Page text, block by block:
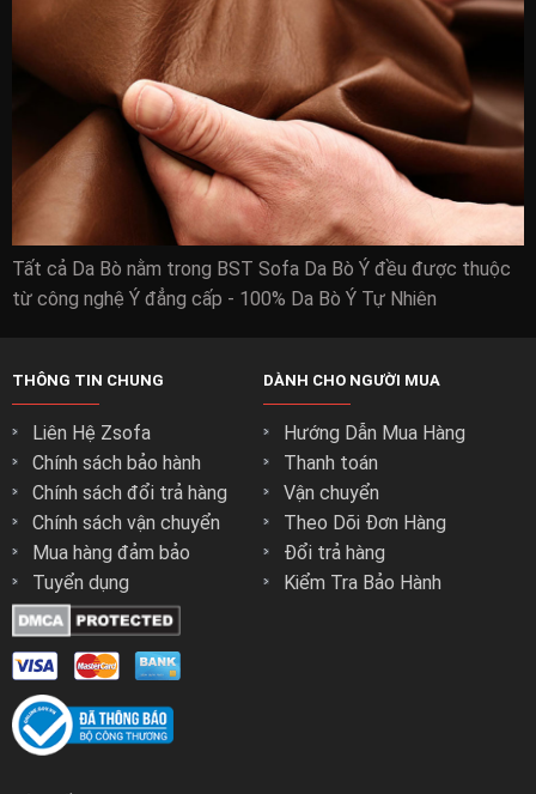
Ưu đãi mua hàng chỉ có tại zSOFA.vn
Free ship nội thành Hồ Chí Minh
Thanh toán quẹt thẻ trả góp 0đ 0%
sản xuất) ( Không tốn thêm chi phí nào)
Chọn bàn sofa – chọn cho mình sự tiện nghi :
Tất cả Da Bò nằm trong BST Sofa Da Bò Ý đều được thuộc
từ công nghệ Ý đẳng cấp - 100% Da Bò Ý Tự Nhiên
THÔNG TIN CHUNG
Liên Hệ Zsofa
Chính sách bảo hành
Chính sách đổi trả hàng
Chính sách vận chuyển
Mua hàng đảm bảo
Tuyển dụng
DÀNH CHO NGƯỜI MUA
Hướng Dẫn Mua Hàng
Thanh toán
Vận chuyển
Theo Dõi Đơn Hàng
Đổi trả hàng
Kiểm Tra Bảo Hành